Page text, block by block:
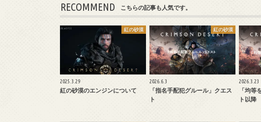
RECOMMEND こちらの記事も人気です。
紅の砂漠
2025.3.29
紅の砂漠のエンジンについて
紅の砂漠
2026.6.3
「指名手配犯グルール」クエス
ト
2026.3.23
「均等
ト以降